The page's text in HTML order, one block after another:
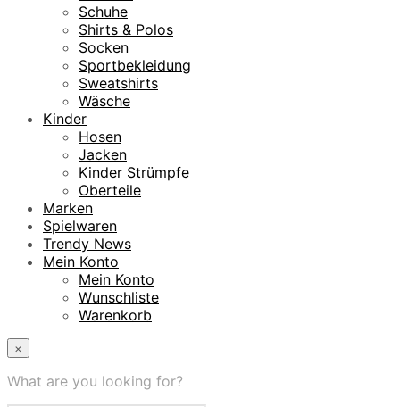
Schuhe
Shirts & Polos
Socken
Sportbekleidung
Sweatshirts
Wäsche
Kinder
Hosen
Jacken
Kinder Strümpfe
Oberteile
Marken
Spielwaren
Trendy News
Mein Konto
Mein Konto
Wunschliste
Warenkorb
×
What are you looking for?